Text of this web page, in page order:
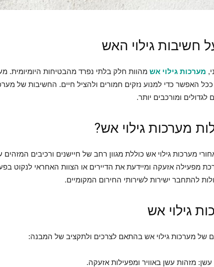
חשיבות גילוי האש
מערכות גילוי אש מהוות חלק בלתי נפרד מהבטיחות היומיומית.
האפשר כדי למנוע נזקים חמורים ולהציל חיים. החשיבות של
ומורכבים יותר.
מערכות גילוי אש?
מערכות גילוי אש כוללת מגוון רחב של חיישנים ורכיבים המזהים
מפעילה אזעקה ומיידעת את הדיירים או הצוות האחראי לנקוט
להתחבר ישירות לשירותי החירום המקומיים.
גילוי אש
של מערכות גילוי אש בהתאם לצרכים ולתקציב של המבנה:
עשן: מזהות עשן באוויר ומפעילות אזעקה.